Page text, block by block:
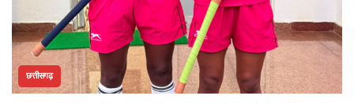
छत्तीसगढ़